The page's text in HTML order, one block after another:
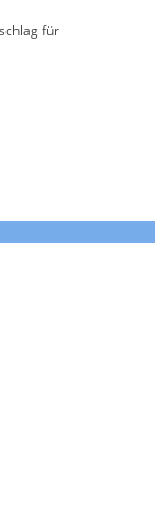
für